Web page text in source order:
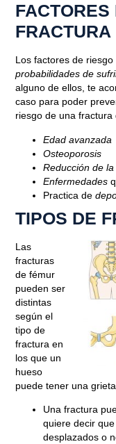
FACTORES
FRACTURA
Los factores de
probabilidades de
alguno de ellos, te
caso para poder
riesgo de una fractura
Edad avanzada
Osteoporosis
Reducción de
Enfermedades
Practica de
TIPOS DE
Las
fracturas
de fémur
pueden ser
distintas
según el
tipo de
fractura en
los que un
hueso
puede tener una
Una fractura
quiere decir
desplazados o